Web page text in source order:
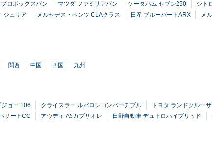
プロボックスバン マツダ ファミリアバン ケータハム セブン250 シト
ジュリア メルセデス・ベンツ CLAクラス 日産 ブルーバードARX
メ
関西 中国 四国 九州
ジョー 106 クライスラー ルバロンコンバーチブル
トヨタ ランドクルー
サートCC アウディ A5カブリオレ 日野自動車 デュトロハイブリッド